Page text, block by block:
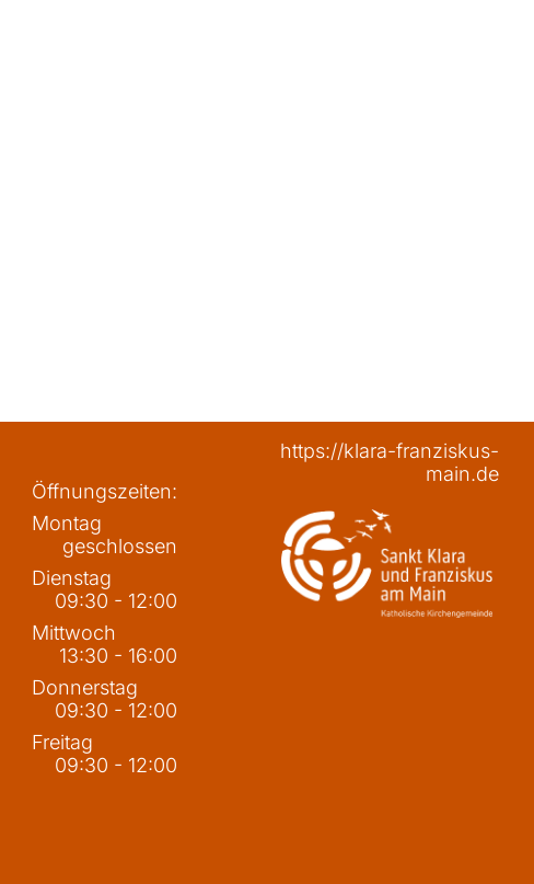
Öffnungszeiten:
Montag
geschlossen
Dienstag
09:30 - 12:00
Mittwoch
13:30 - 16:00
Donnerstag
09:30 - 12:00
Freitag
09:30 - 12:00
https://klara-franziskus-
main.de